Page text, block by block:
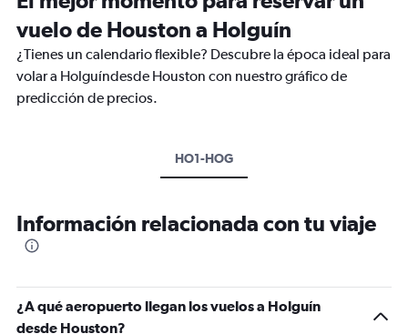
vuelo de Houston a Holguín
¿Tienes un calendario flexible? Descubre la época ideal para
volar a Holguíndesde Houston con nuestro gráfico de
predicción de precios.
HO1-HOG
Información relacionada con tu viaje
¿A qué aeropuerto llegan los vuelos a Holguín
desde Houston?